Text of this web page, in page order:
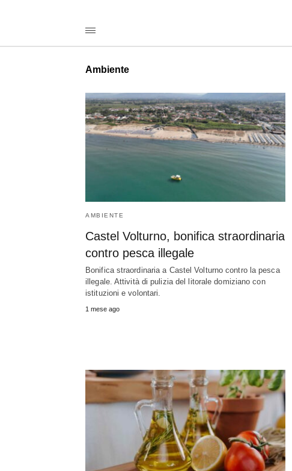
/ambiente/2026/06/28/castel-
bonifica-
Ambiente
AMBIENTE
Castel Volturno, bonifica straordinaria
contro pesca illegale
Bonifica straordinaria a Castel Volturno contro la pesca
illegale. Attività di pulizia del litorale domiziano con
istituzioni e volontari.
1 mese ago